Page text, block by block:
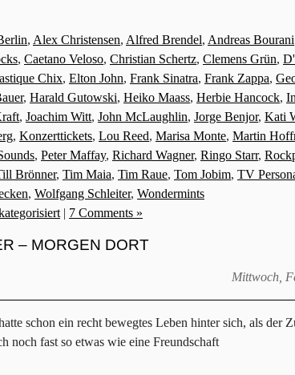
, Alex Christensen, Alfred Brendel, Andreas Bourani
, Caetano Veloso, Christian Schertz, Clemens Grün,
Chix, Elton John, Frank Sinatra, Frank Zappa,
, Harald Gutowski, Heiko Maass, Herbie Hancock,
, Joachim Witt, John McLaughlin, Jorge Benjor, Kati
, Konzerttickets, Lou Reed, Marisa Monte, Martin
, Peter Maffay, Richard Wagner, Ringo Starr,
Brönner, Tim Maia, Tim Raue, Tom Jobim, TV
, Wolfgang Schleiter, Wondermints
| 7 Comments »
– MORGEN DORT
Mittwoch,
schon ein recht bewegtes Leben hinter sich, als
noch fast so etwas wie eine Freundschaft